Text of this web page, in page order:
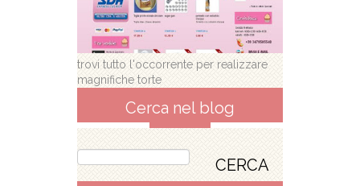
trovi tutto l'occorrente per realizzare
magnifiche torte
Cerca nel blog